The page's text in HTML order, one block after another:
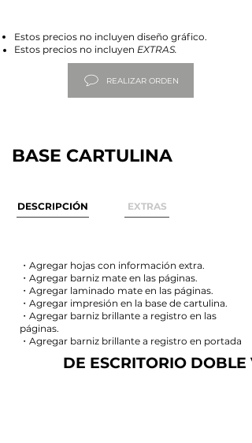
Estos precios no incluyen diseño gráfico.
Estos precios no incluyen EXTRAS.
REALIZAR ORDEN
BASE CARTULINA
DESCRIPCIÓN EXTRAS
・Agregar hojas con información extra.
・Agregar barniz mate en las páginas.
・Agregar laminado mate en las páginas.
​・Agregar impresión en la base de cartulina.
・Agregar barniz brillante a registro en las
páginas.
・Agregar barniz brillante a registro en portada
DE ESCRITORIO DOBLE